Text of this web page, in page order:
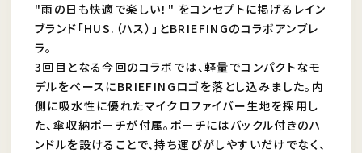
"雨の日も快適で楽しい！" をコンセプトに掲げるレイン
ブランド「HUS.（ハス）」とBRIEFINGのコラボアンブレ
ラ。
3回目となる今回のコラボでは、軽量でコンパクトなモ
デルをベースにBRIEFINGロゴを落とし込みました。内
側に吸水性に優れたマイクロファイバー生地を採用し
た、傘収納ポーチが付属。ポーチにはバックル付きのハ
ンドルを設けることで、持ち運びがしやすいだけでなく、